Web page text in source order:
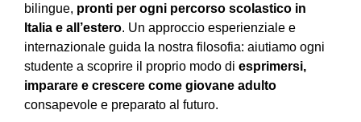
bilingue, pronti per ogni percorso scolastico in
Italia e all’estero. Un approccio esperienziale e
internazionale guida la nostra filosofia: aiutiamo ogni
studente a scoprire il proprio modo di esprimersi,
imparare e crescere come giovane adulto
consapevole e preparato al futuro.